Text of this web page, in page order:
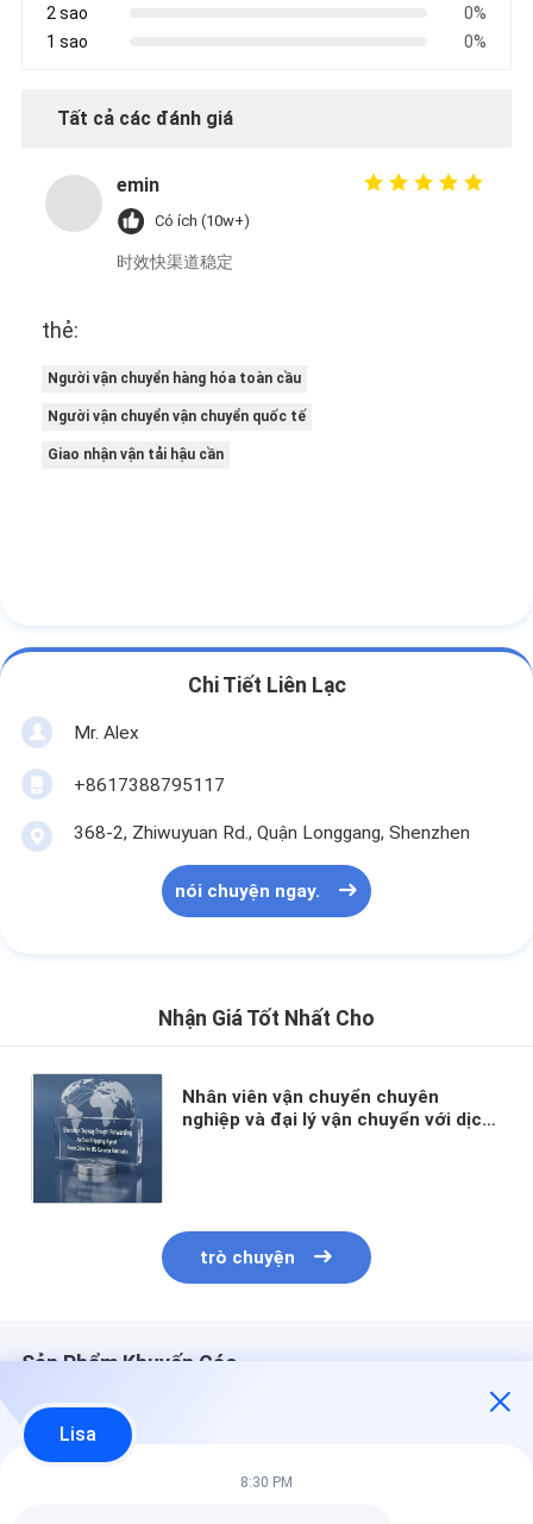
2 sao
0%
1 sao
0%
Tất cả các đánh giá
emin
Có ích (10w+)
时效快渠道稳定
thẻ:
Người vận chuyển hàng hóa toàn cầu
Người vận chuyển vận chuyển quốc tế
Giao nhận vận tải hậu cần
Chi Tiết Liên Lạc
Mr. Alex
+8617388795117
368-2, Zhiwuyuan Rd., Quận Longgang, Shenzhen
nói chuyện ngay.
Nhận Giá Tốt Nhất Cho
Nhân viên vận chuyển chuyên
nghiệp và đại lý vận chuyển với dịch
trò chuyện
Sản Phẩm Khuyến Cáo
Lisa
8:30 PM